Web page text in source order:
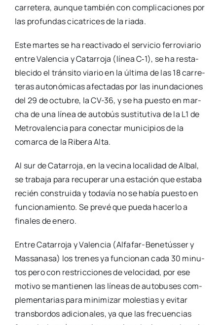
carre­te­ra, aun­que tam­bién con com­pli­ca­cio­nes por
las pro­fun­das cica­tri­ces de la ria­da.
Este mar­tes se ha reac­ti­va­do el ser­vi­cio ferro­via­rio
entre Valen­cia y Cata­rro­ja (línea C‑1), se ha res­ta­
ble­ci­do el trán­si­to via­rio en la últi­ma de las 18 carre­
te­ras auto­nó­mi­cas afec­ta­das por las inun­da­cio­nes
del 29 de octu­bre, la CV-36, y se ha pues­to en mar­
cha de una línea de auto­bús sus­ti­tu­ti­va de la L1 de
Metro­va­len­cia para conec­tar muni­ci­pios de la
comar­ca de la Ribe­ra Alta.
Al sur de Cata­rro­ja, en la veci­na loca­li­dad de Albal,
se tra­ba­ja para recu­pe­rar una esta­ción que esta­ba
recién cons­trui­da y toda­vía no se había pues­to en
fun­cio­na­mien­to. Se pre­vé que pue­da hacer­lo a
fina­les de enero.
Entre Cata­rro­ja y Valen­cia (Alfa­­far-Bene­­tú­s­­ser y
Mas­sa­na­sa) los tre­nes ya fun­cio­nan cada 30 minu­
tos pero con res­tric­cio­nes de velo­ci­dad, por ese
moti­vo se man­tie­nen las líneas de auto­bu­ses com­
ple­men­ta­rias para mini­mi­zar moles­tias y evi­tar
trans­bor­dos adi­cio­na­les, ya que las fre­cuen­cias